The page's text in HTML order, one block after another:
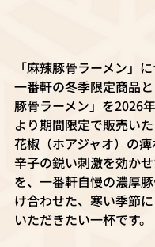
「麻辣豚骨ラーメン」
一番軒の冬季限定商品
豚骨ラーメン」を2026
より期間限定で販売いた
花椒（ホアジャオ）の
辛子の鋭い刺激を効か
を、一番軒自慢の濃厚
け合わせた、寒い季節
いただきたい一杯です。